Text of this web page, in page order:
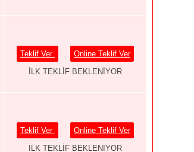
Teklif Ver
Online Teklif Ver
İLK TEKLİF BEKLENİYOR
Teklif Ver
Online Teklif Ver
İLK TEKLİF BEKLENİYOR